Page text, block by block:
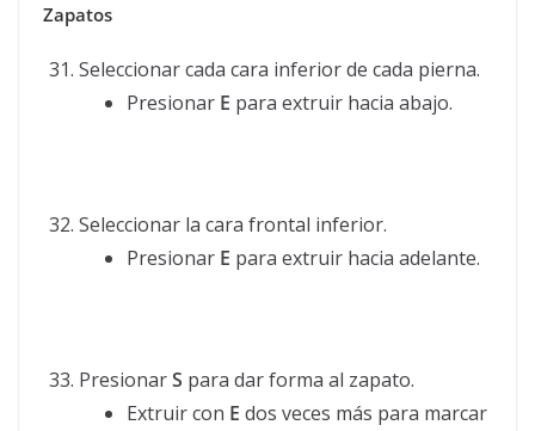
Zapatos
Seleccionar cada cara inferior de cada pierna.
Presionar E para extruir hacia abajo.
Seleccionar la cara frontal inferior.
Presionar E para extruir hacia adelante.
PresionarS para dar forma al zapato.
Extruir con E dos veces más para marcar